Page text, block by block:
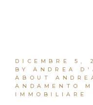
DICEMBRE 5,
BY ANDREA
ABOUT
ANDAMENTO
IMMOBILIARE